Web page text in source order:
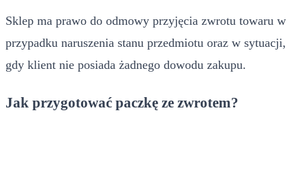
Sklep ma prawo do odmowy przyjęcia zwrotu towaru w
przypadku naruszenia stanu przedmiotu oraz w sytuacji,
gdy klient nie posiada żadnego dowodu zakupu.
Jak przygotować paczkę ze zwrotem?